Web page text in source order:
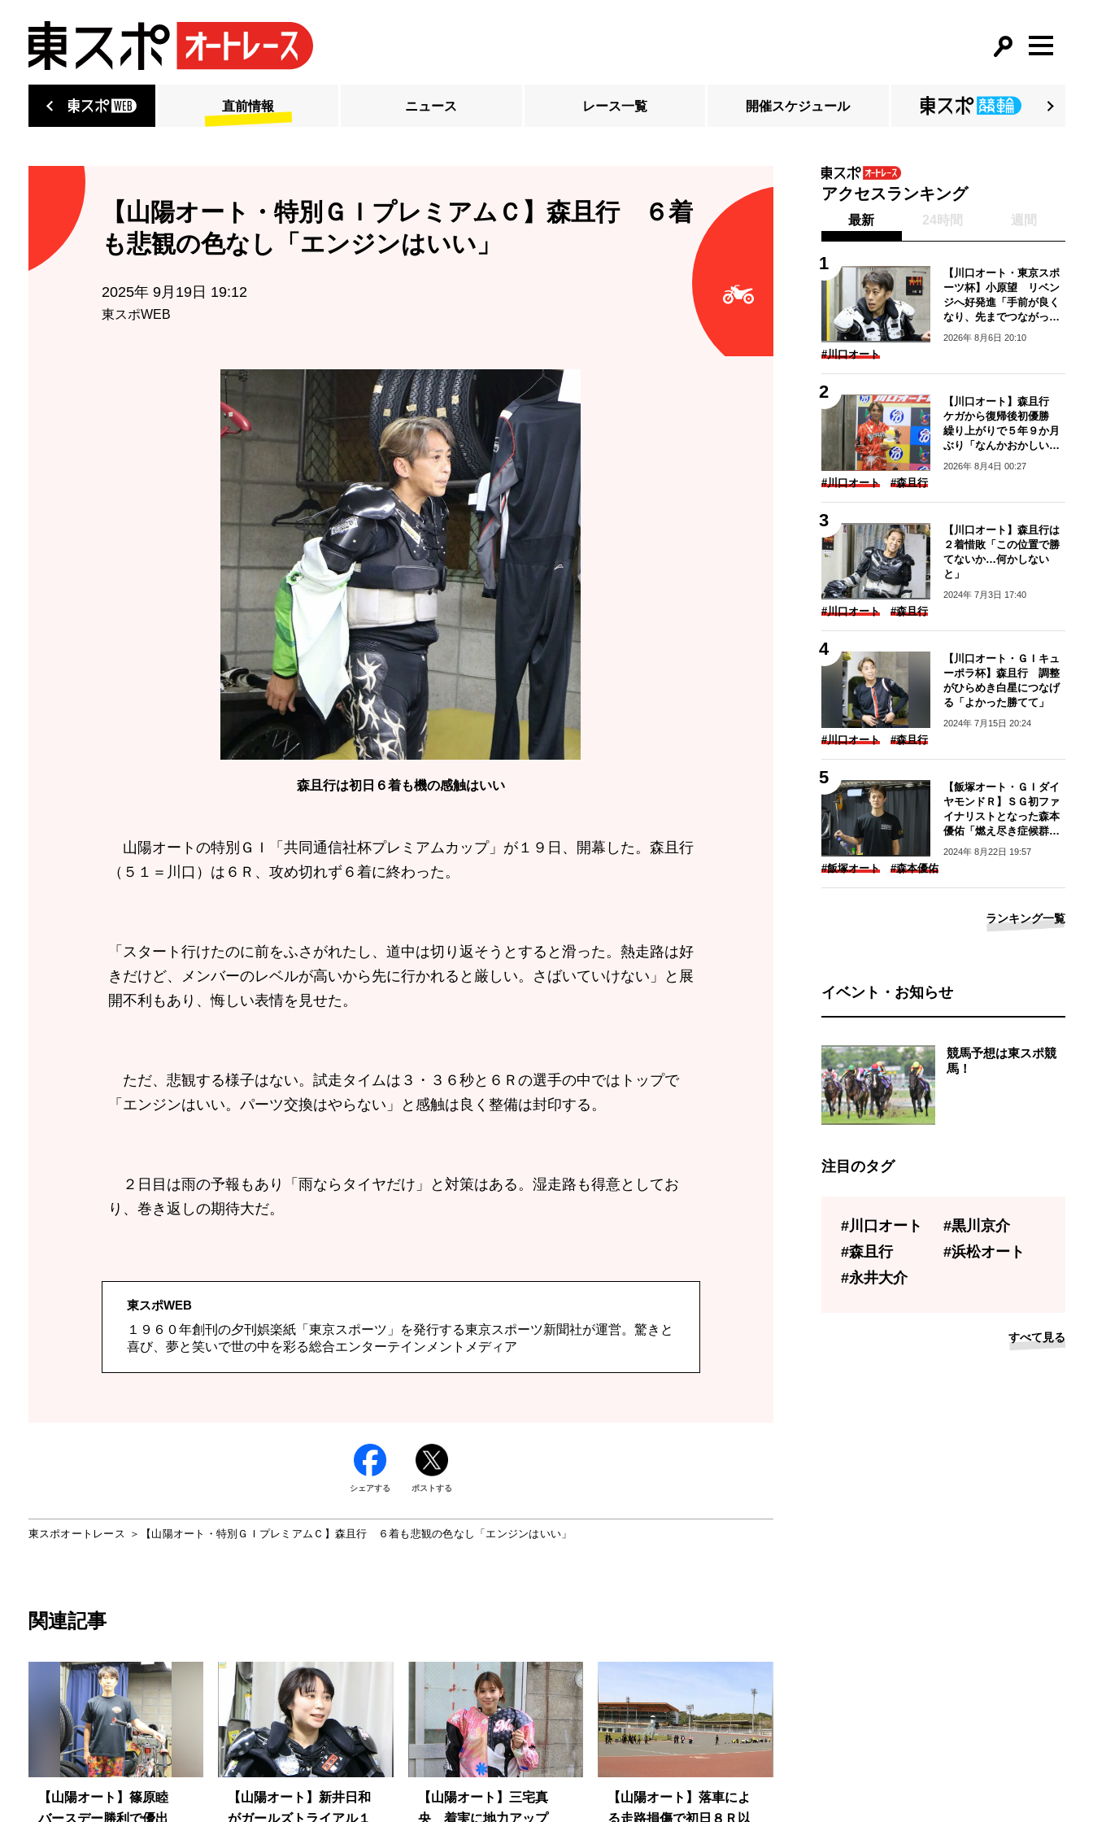
直前情報 ニュース レース一覧 開催スケジュール
【山陽オート・特別ＧＩプレミアムＣ】森且行 ６着
も悲観の色なし「エンジンはいい」
2025年 9月19日 19:12
東スポWEB
森且行は初日６着も機の感触はいい
山陽オートの特別ＧＩ「共同通信社杯プレミアムカップ」が１９日、開幕した。森且行
（５１＝川口）は６Ｒ、攻め切れず６着に終わった。
「スタート行けたのに前をふさがれたし、道中は切り返そうとすると滑った。熱走路は好
きだけど、メンバーのレベルが高いから先に行かれると厳しい。さばいていけない」と展
開不利もあり、悔しい表情を見せた。
ただ、悲観する様子はない。試走タイムは３・３６秒と６Ｒの選手の中ではトップで
「エンジンはいい。パーツ交換はやらない」と感触は良く整備は封印する。
２日目は雨の予報もあり「雨ならタイヤだけ」と対策はある。湿走路も得意としてお
り、巻き返しの期待大だ。
東スポWEB
１９６０年創刊の夕刊娯楽紙「東京スポーツ」を発行する東京スポーツ新聞社が運営。驚きと
喜び、夢と笑いで世の中を彩る総合エンターテインメントメディア
シェアする ポストする
東スポオートレース 【山陽オート・特別ＧＩプレミアムＣ】森且行 ６着も悲観の色なし「エンジンはいい」
関連記事
【山陽オート】篠原睦
バースデー勝利で優出
【山陽オート】新井日和
がガールズトライアル１
【山陽オート】三宅真
央 着実に地力アップ
【山陽オート】落車によ
る走路損傷で初日８Ｒ以
アクセスランキング
最新 24時間 週間
【川口オート・東京スポ
ーツ杯】小原望 リベン
ジへ好発進「手前が良く
なり、先までつながって
いる」
2026年 8月6日 20:10
#川口オート
【川口オート】森且行
ケガから復帰後初優勝
繰り上がりで５年９か月
ぶり「なんかおかしい感
じ」
2026年 8月4日 00:27
#川口オート #森且行
【川口オート】森且行は
２着惜敗「この位置で勝
てないか…何かしない
と」
2024年 7月3日 17:40
#川口オート #森且行
【川口オート・ＧＩキュ
ーポラ杯】森且行 調整
がひらめき白星につなげ
る「よかった勝てて」
2024年 7月15日 20:24
#川口オート #森且行
【飯塚オート・ＧＩダイ
ヤモンドＲ】ＳＧ初ファ
イナリストとなった森本
優佑「燃え尽き症候群に
ならないように」
2024年 8月22日 19:57
#飯塚オート #森本優佑
ランキング一覧
イベント・お知らせ
競馬予想は東スポ競
馬！
注目のタグ
#川口オート
#黒川京介
#森且行
#浜松オート
#永井大介
すべて見る